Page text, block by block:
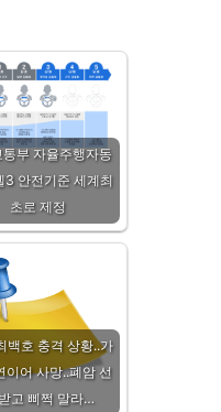
통부 자율주행자동
3 안전기준 세계최
초로 제정
백호 충격 상황..가
이어 사망..폐암 선
고 삐쩍 말라…